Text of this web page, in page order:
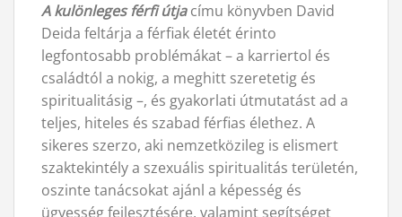
A kulönleges férfi útjacímu könyvben David
Deida feltárja a férfiak életét érinto
legfontosabb problémákat – a karriertol és
családtól a nokig, a meghitt szeretetig és
spiritualitásig –, és gyakorlati útmutatást ad a
teljes, hiteles és szabad férfias élethez. A
sikeres szerzo, aki nemzetközileg is elismert
szaktekintély a szexuális spiritualitás területén,
oszinte tanácsokat ajánl a képesség és
ügyesség fejlesztésére, valamint segítséget